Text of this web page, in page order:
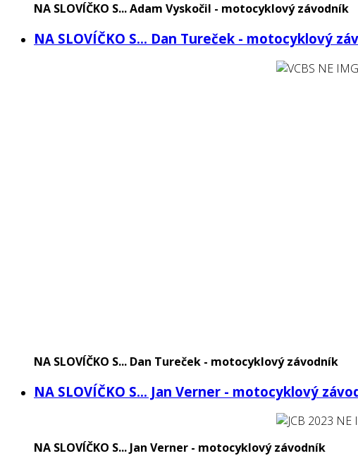
NA SLOVÍČKO S... Adam Vyskočil - motocyklový závodník
NA SLOVÍČKO S... Dan Tureček - motocyklový
NA SLOVÍČKO S... Dan Tureček - motocyklový závodník
NA SLOVÍČKO S... Jan Verner - motocyklový
NA SLOVÍČKO S... Jan Verner - motocyklový závodník